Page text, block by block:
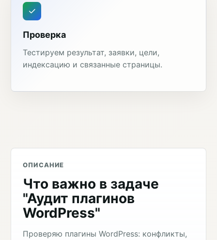
Проверка
Тестируем результат, заявки, цели,
индексацию и связанные страницы.
ОПИСАНИЕ
Что важно в задаче
"Аудит плагинов
WordPress"
Проверяю плагины WordPress: конфликты,